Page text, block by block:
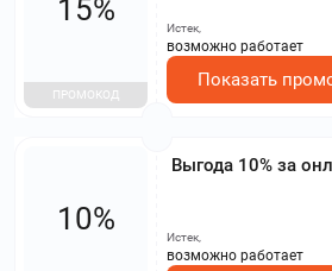
15%
ПРОМОКОД
Истек,
возможно работает
Показать
Выгода 10% за
10%
Истек,
возможно работает